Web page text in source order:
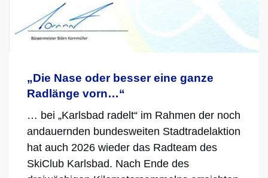
„Die Nase oder besser eine ganze
Radlänge vorn…“
… bei „Karlsbad radelt“ im Rahmen der noch
andauernden bundesweiten Stadtradelaktion
hat auch 2026 wieder das Radteam des
SkiClub Karlsbad. Nach Ende des